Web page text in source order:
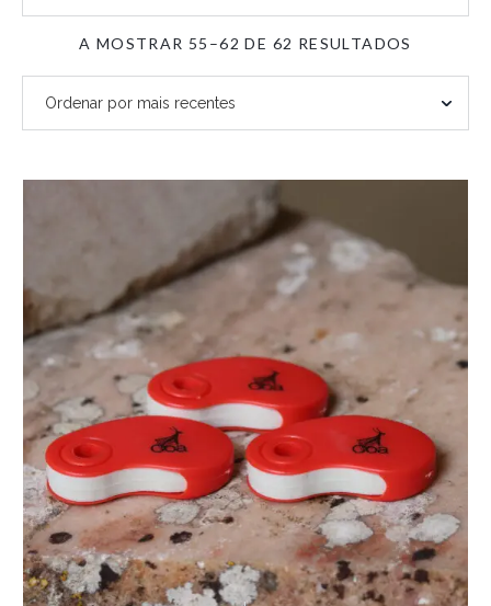
A MOSTRAR 55–62 DE 62 RESULTADOS
MAIS